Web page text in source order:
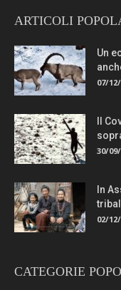
ARTICOLI
Un
07/
Il
30/
In
02/
CATEGORIE